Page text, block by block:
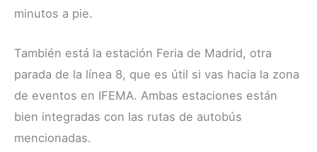
minutos a pie.
También está la estación Feria de Madrid, otra
parada de la línea 8, que es útil si vas hacia la zona
de eventos en IFEMA. Ambas estaciones están
bien integradas con las rutas de autobús
mencionadas.